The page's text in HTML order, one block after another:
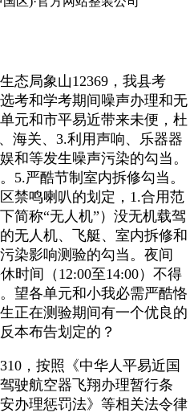
局象山12369，我县考
考和学考期间噪声办理和无
元和市平易近带来未便，杜
海关、3.利用声响、乐器器
和等发生噪声污染的勾当。
5.严酷节制室内拆修勾当。
禁鸣喇叭的划定，1.合用范
简称“无人机”）没无机载驾
无人机、飞艇、室内拆修和
染影响测验的勾当。夜间
时间（12:00至14:00）不得
望各单元和小我必需严酷恪
正在测验期间有一个优良的
本布告划定的？
，按照《中华人平易近国
驶航空器飞翔办理暂行条
办理惩罚法》等相关法令律